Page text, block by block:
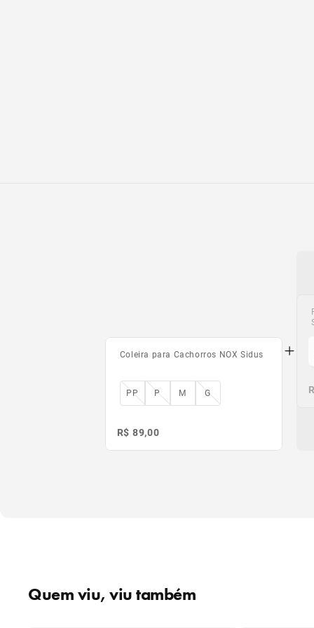
Coleira para Cachorros NOX Sidus
PP P M G
R$ 89,00
Quem viu, viu também